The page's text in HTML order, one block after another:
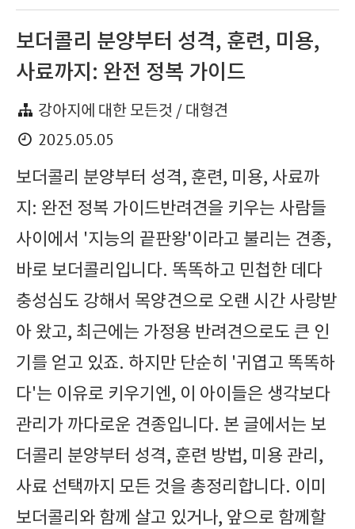
보더콜리 분양부터 성격, 훈련, 미용,
사료까지: 완전 정복 가이드
강아지에 대한 모든것 / 대형견
2025.05.05
보더콜리 분양부터 성격, 훈련, 미용, 사료까
지: 완전 정복 가이드반려견을 키우는 사람들
사이에서 '지능의 끝판왕'이라고 불리는 견종,
바로 보더콜리입니다. 똑똑하고 민첩한 데다
충성심도 강해서 목양견으로 오랜 시간 사랑받
아 왔고, 최근에는 가정용 반려견으로도 큰 인
기를 얻고 있죠. 하지만 단순히 '귀엽고 똑똑하
다'는 이유로 키우기엔, 이 아이들은 생각보다
관리가 까다로운 견종입니다. 본 글에서는 보
더콜리 분양부터 성격, 훈련 방법, 미용 관리,
사료 선택까지 모든 것을 총정리합니다. 이미
보더콜리와 함께 살고 있거나, 앞으로 함께할